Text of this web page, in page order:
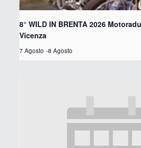
8° WILD IN BRENTA 2026
Vicenza
7 Agosto -8 Agosto